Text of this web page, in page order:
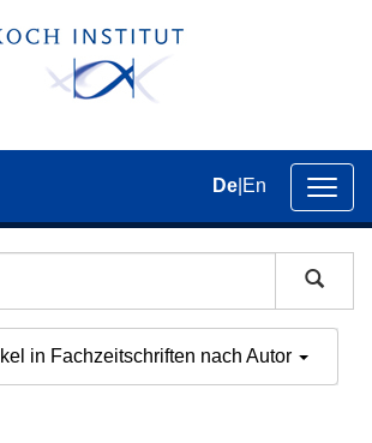
der
De En
in Fachzeitschriften nach Autor